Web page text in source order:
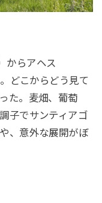
からアヘス
どこからどう見て
た。麦畑、葡萄
子でサンティアゴ
、意外な展開がぼ